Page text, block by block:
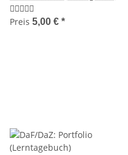
Preis 5,00 € *